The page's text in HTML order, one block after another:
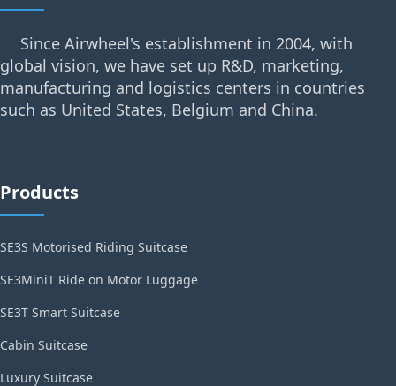
Since Airwheel's establishment in 2004, with
global vision, we have set up R&D, marketing,
manufacturing and logistics centers in countries
such as United States, Belgium and China.
Products
SE3S Motorised Riding Suitcase
SE3MiniT Ride on Motor Luggage
SE3T Smart Suitcase
Cabin Suitcase
Luxury Suitcase